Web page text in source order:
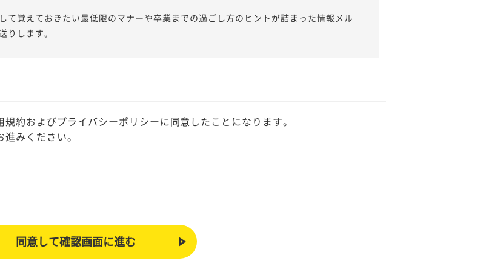
て覚えておきたい最低限のマナーや卒業までの過ごし方のヒントが詰まった情報メル
りします。
約およびプライバシーポリシーに同意したことになります。
みください。